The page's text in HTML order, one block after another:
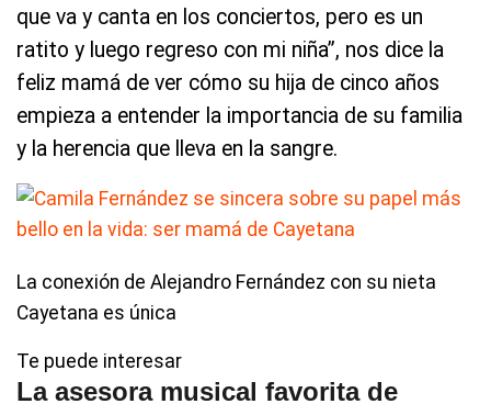
que va y canta en los conciertos, pero es un
ratito y luego regreso con mi niña”, nos dice la
feliz mamá de ver cómo su hija de cinco años
empieza a entender la importancia de su familia
y la herencia que lleva en la sangre.
La conexión de Alejandro Fernández con su nieta
Cayetana es única
Te puede interesar
La asesora musical favorita de